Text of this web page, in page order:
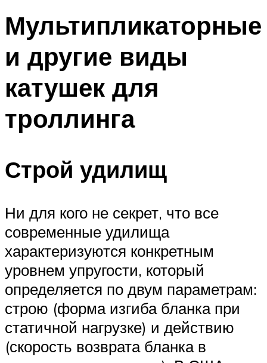
Мультипликаторные
и другие виды
катушек для
троллинга
Строй удилищ
Ни для кого не секрет, что все
современные удилища
характеризуются конкретным
уровнем упругости, который
определяется по двум параметрам:
строю (форма изгиба бланка при
статичной нагрузке) и действию
(скорость возврата бланка в